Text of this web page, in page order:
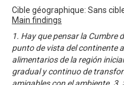
Cible géographique: Sans
Main findings
1. Hay que pensar la Cumbre
punto de vista del continente
alimentarios de la región
gradual y continuo de
amigables con el ambiente.